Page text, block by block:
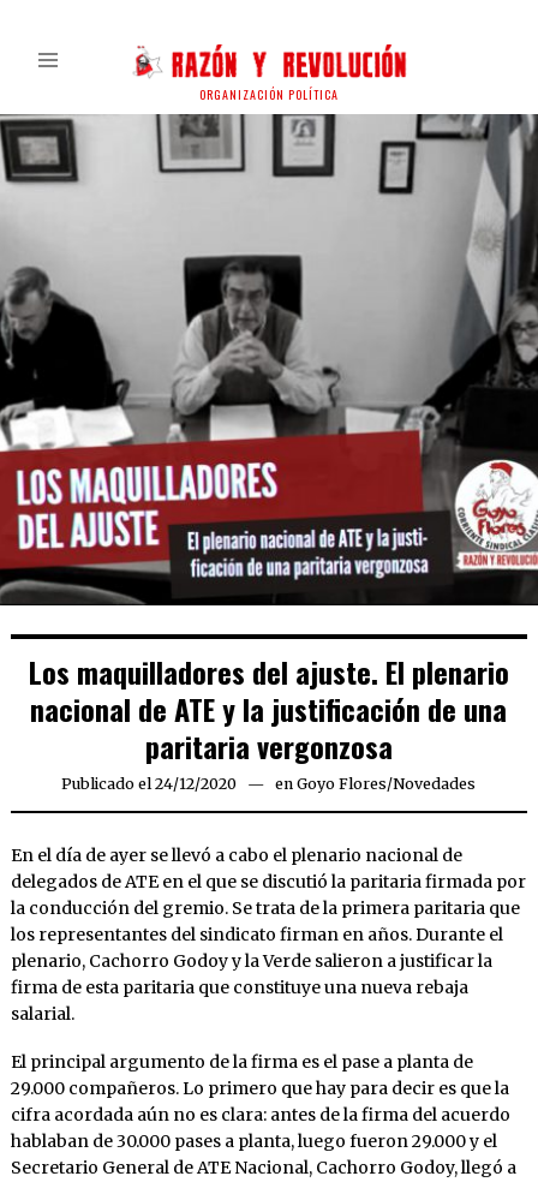
ORGANIZACIÓN POLÍTICA
Los maquilladores del ajuste. El plenario
nacional de ATE y la justificación de una
paritaria vergonzosa
Publicado el 24/12/2020 24/12/2020
en Goyo Flores/Novedades
En el día de ayer se llevó a cabo el plenario nacional de
delegados de ATE en el que se discutió la paritaria firmada por
la conducción del gremio. Se trata de la primera paritaria que
los representantes del sindicato firman en años. Durante el
plenario, Cachorro Godoy y la Verde salieron a justificar la
firma de esta paritaria que constituye una nueva rebaja
salarial.
El principal argumento de la firma es el pase a planta de
29.000 compañeros. Lo primero que hay para decir es que la
cifra acordada aún no es clara: antes de la firma del acuerdo
hablaban de 30.000 pases a planta, luego fueron 29.000 y el
Secretario General de ATE Nacional, Cachorro Godoy, llegó a